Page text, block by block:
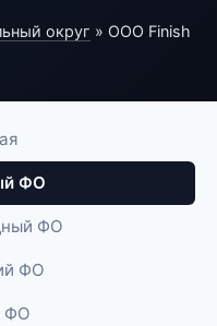
округ » ООО Finish
ФО
ФО
ФО
ФО